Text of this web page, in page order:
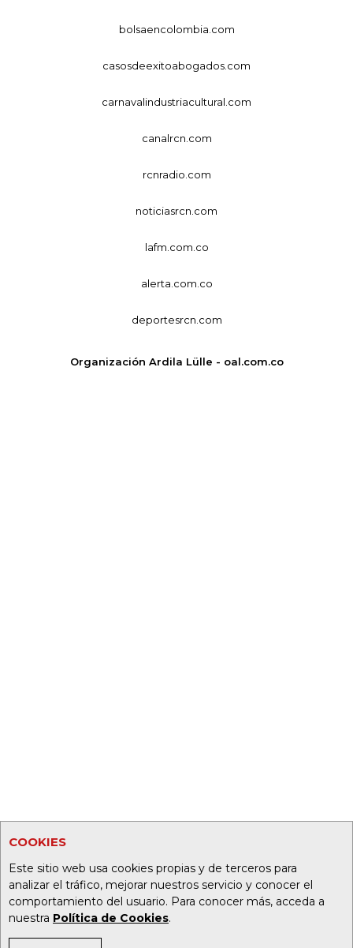
COOKIES
Este sitio web usa cookies propias y de terceros para
analizar el tráfico, mejorar nuestros servicio y conocer el
comportamiento del usuario. Para conocer más, acceda a
nuestra Política de Cookies.
bolsaencolombia.com
casosdeexitoabogados.com
carnavalindustriacultural.com
canalrcn.com
rcnradio.com
noticiasrcn.com
lafm.com.co
alerta.com.co
deportesrcn.com
Organización Ardila Lülle - oal.com.co